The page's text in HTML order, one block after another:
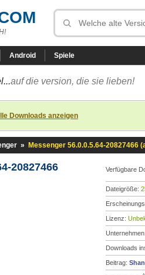
Android Spiele
auf die version, die sie lieben!
Downloads anzeigen
» Messenger 56.0.0.5.64-20827466
20827466
Verfügbare
Dateigröße:
Lizenz:
Unternehmen:
Downloads
Beitrag: